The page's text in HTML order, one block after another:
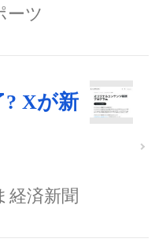
ーツ
Xが新
経済新聞